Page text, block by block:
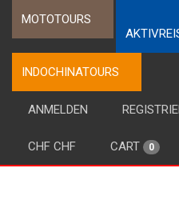
MOTOTOURS
INDOCHINATOURS
ANMELDEN
CHF CHF CART 0